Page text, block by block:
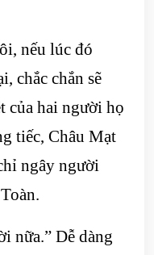
nếu lúc đó
chắc chắn sẽ
của hai người họ
tiếc, Châu Mạt
ngây người
nữa.” Dễ dàng